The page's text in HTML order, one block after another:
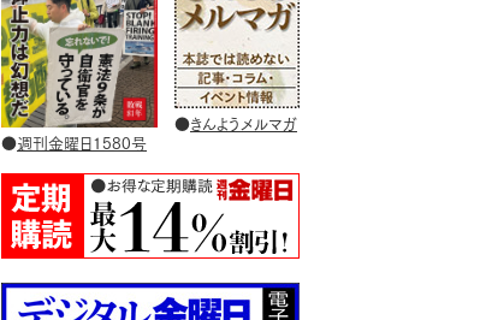
●週刊金曜日1580号
●きんようメルマガ